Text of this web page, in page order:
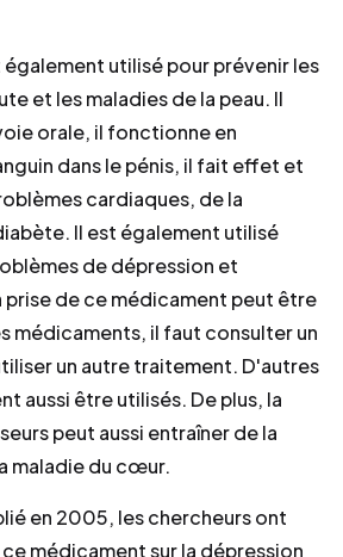
également utilisé pour prévenir les
et les maladies de la peau. Il
orale, il fonctionne en
dans le pénis, il fait effet et
cardiaques, de la
Il est également utilisé
de dépression et
prise de ce médicament peut être
médicaments, il faut consulter un
un autre traitement. D'autres
aussi être utilisés. De plus, la
peut aussi entraîner de la
maladie du cœur.
en 2005, les chercheurs ont
médicament sur la dépression